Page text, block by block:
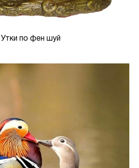
Утки по фен шуй